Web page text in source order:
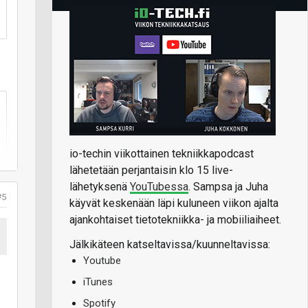
io-techin viikottainen tekniikkapodcast
lähetetään perjantaisin klo 15 live-
lähetyksenä YouTubessa. Sampsa ja Juha
käyvät keskenään läpi kuluneen viikon ajalta
ajankohtaiset tietotekniikka- ja mobiiliaiheet.
Jälkikäteen katseltavissa/kuunneltavissa:
Youtube
iTunes
Spotify